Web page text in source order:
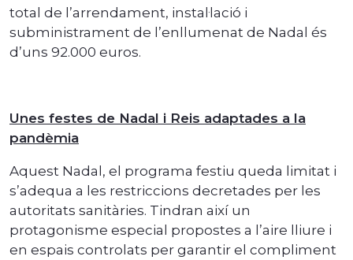
total de l’arrendament, instal·lació i
subministrament de l’enllumenat de Nadal és
d’uns 92.000 euros.
Unes festes de Nadal i Reis adaptades a la
pandèmia
Aquest Nadal, el programa festiu queda limitat i
s’adequa a les restriccions decretades per les
autoritats sanitàries. Tindran així un
protagonisme especial propostes a l’aire lliure i
en espais controlats per garantir el compliment